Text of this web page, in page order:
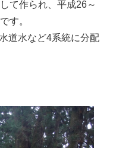
て作られ、平成26～
す。
道水など4系統に分配